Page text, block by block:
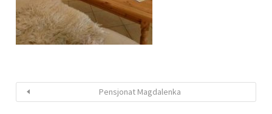
Pensjonat Magdalenka